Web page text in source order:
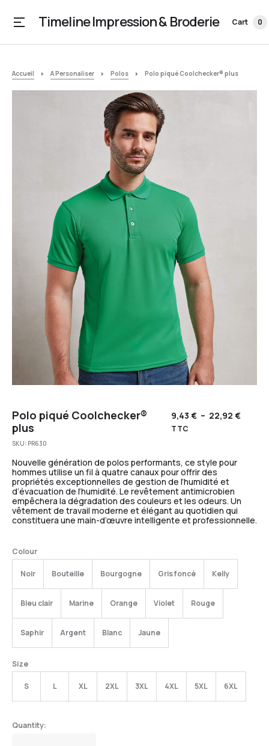
Timeline Impression & Broderie Cart 0
Accueil A Personaliser Polos Polo piqué Coolchecker® plus
Polo piqué Coolchecker®
plus
9,43 € – 22,92 €
TTC
SKU: PR630
Nouvelle génération de polos performants, ce style pour
hommes utilise un fil à quatre canaux pour offrir des
propriétés exceptionnelles de gestion de l’humidité et
d’évacuation de l’humidité. Le revêtement antimicrobien
empêchera la dégradation des couleurs et les odeurs. Un
vêtement de travail moderne et élégant au quotidien qui
constituera une main-d’œuvre intelligente et professionnelle.
Colour
Noir Bouteille Bourgogne Gris foncé Kelly
Bleu clair Marine Orange Violet Rouge
Saphir Argent Blanc Jaune
Size
S L XL 2XL 3XL 4XL 5XL 6XL